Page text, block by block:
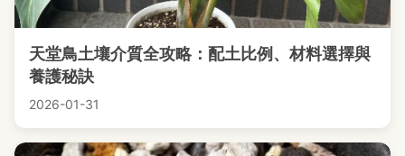
天堂鳥土壤介質全攻略：配土比例、材料選擇與
養護秘訣
2026-01-31